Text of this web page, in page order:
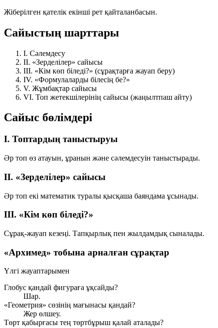
Жіберілген қателік екінші рет қайталанбасын.
Сайыстың шарттары
I. Сәлемдесу
II. «Зерделілер» сайысы
III. «Кім көп біледі?» (сұрақтарға жауап беру)
IV. «Формулаларды білесің бе?»
V. Жұмбақтар сайысы
VI. Топ жетекшілерінің сайысы (жаңылтпаш айту)
Сайыс бөлімдері
I. Топтардың таныстыруы
Әр топ өз атауын, ұранын және сәлемдесуін таныстырады.
II. «Зерделілер» сайысы
Әр топ екі математик туралы қысқаша баяндама ұсынады.
III. «Кім көп біледі?»
Сұрақ-жауап кезеңі. Тапқырлық пен жылдамдық сыналады.
«Архимед» тобына арналған сұрақтар
Үлгі жауаптарымен
Глобус қандай фигураға ұқсайды?
Шар.
«Геометрия» сөзінің мағынасы қандай?
Жер өлшеу.
Төрт қабырғасы тең төртбұрыш қалай аталады?